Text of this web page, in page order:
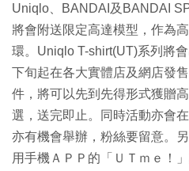
Uniqlo、BANDAI及BANDAI
將會附送限定高達模型，作為
環。Uniqlo T-shirt(UT)系列將
下旬起在各大實體店及網店發
件，將可以先到先得形式獲贈
選，送完即止。同時活動亦會
亦有機會舉辦，粉絲要留意。
用手機ＡＰＰ的「ＵＴｍｅ！